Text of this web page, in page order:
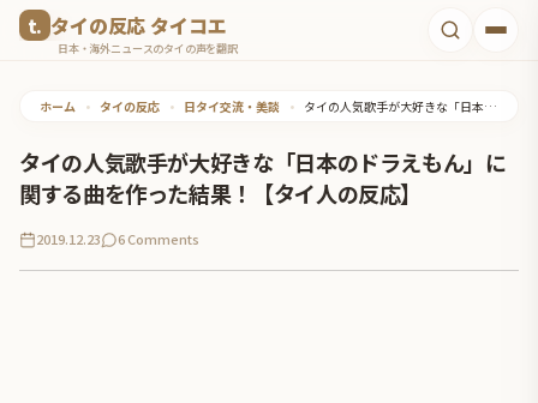
タイの反応 タイコエ
日本・海外ニュースのタイの声を翻訳
ホーム • タイの反応 • 日タイ交流・美談 • タイの人気歌手が大好きな「日本のドラえもん」に関する曲を作った結果！【タイ人の反応】
タイの人気歌手が大好きな「日本のドラえもん」に
関する曲を作った結果！【タイ人の反応】
2019.12.23 6 Comments